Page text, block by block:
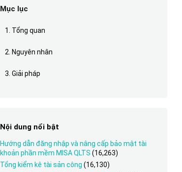
Mục lục
1. Tổng quan
2. Nguyên nhân
3. Giải pháp
Nội dung nổi bật
Hướng dẫn đăng nhập và nâng cấp bảo mật tài
khoản phần mềm MISA QLTS (16,263)
Tổng kiểm kê tài sản công (16,130)